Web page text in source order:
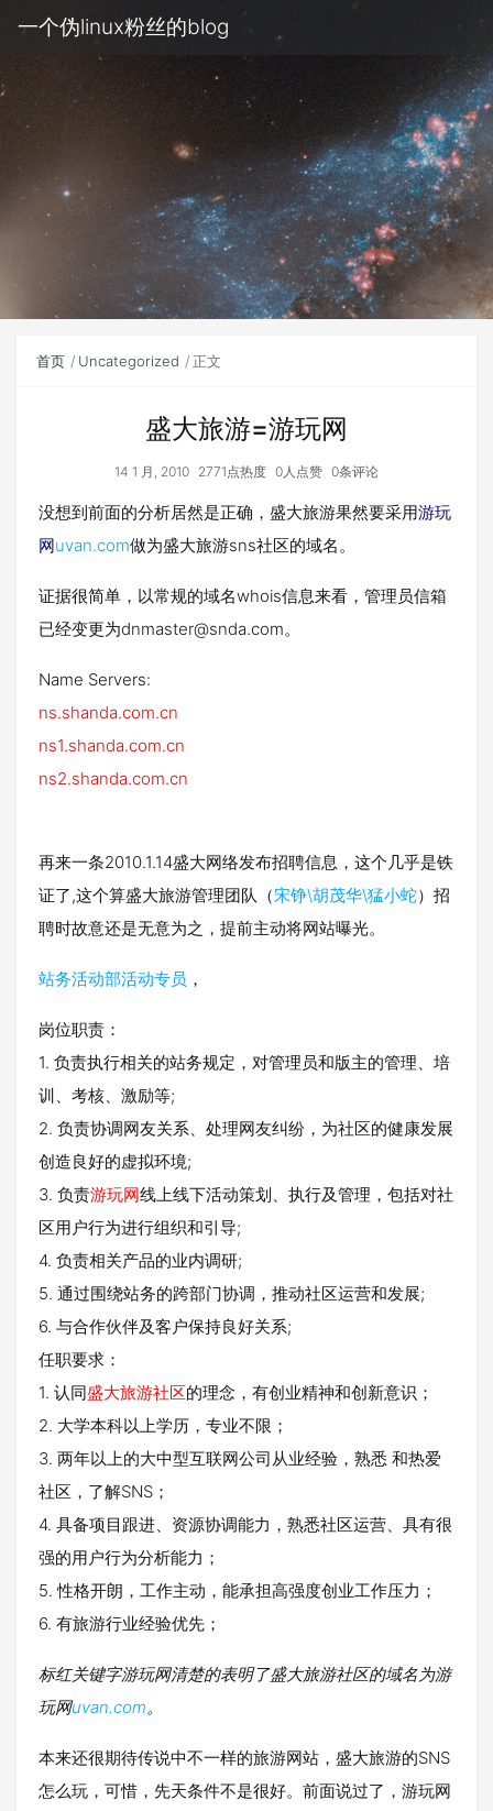
一个伪linux粉丝的blog
首页 Uncategorized 正文
盛大旅游=游玩网
14 1 月, 2010 2771点热度 0人点赞 0条评论
没想到前面的分析居然是正确，盛大旅游果然要采用游玩
网uvan.com做为盛大旅游sns社区的域名。
证据很简单，以常规的域名whois信息来看，管理员信箱
已经变更为dnmaster@snda.com。
Name Servers:
ns.shanda.com.cn
ns1.shanda.com.cn
ns2.shanda.com.cn
再来一条2010.1.14盛大网络发布招聘信息，这个几乎是铁
证了,这个算盛大旅游管理团队（宋铮\胡茂华\猛小蛇）招
聘时故意还是无意为之，提前主动将网站曝光。
站务活动部活动专员 ，
岗位职责：
1. 负责执行相关的站务规定，对管理员和版主的管理、培
训、考核、激励等;
2. 负责协调网友关系、处理网友纠纷，为社区的健康发展
创造良好的虚拟环境;
3. 负责游玩网线上线下活动策划、执行及管理，包括对社
区用户行为进行组织和引导;
4. 负责相关产品的业内调研;
5. 通过围绕站务的跨部门协调，推动社区运营和发展;
6. 与合作伙伴及客户保持良好关系;
任职要求：
1. 认同盛大旅游社区的理念，有创业精神和创新意识；
2. 大学本科以上学历，专业不限；
3. 两年以上的大中型互联网公司从业经验，熟悉 和热爱
社区，了解SNS；
4. 具备项目跟进、资源协调能力，熟悉社区运营、具有很
强的用户行为分析能力；
5. 性格开朗，工作主动，能承担高强度创业工作压力；
6. 有旅游行业经验优先；
标红关键字游玩网清楚的表明了盛大旅游社区的域名为游
玩网uvan.com。
本来还很期待传说中不一样的旅游网站，盛大旅游的SNS
怎么玩，可惜，先天条件不是很好。前面说过了，游玩网